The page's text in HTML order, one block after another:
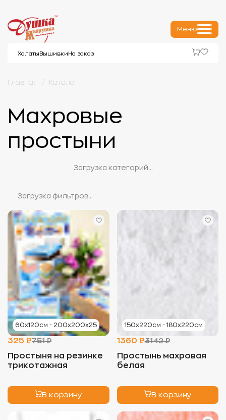
Меню
Халаты Вышивки На заказ
Главная Каталог
Махровые
простыни
Загрузка категорий...
Загрузка фильтров...
60х120см - 200х200х25
325 ₽751 ₽
Простыня на резинке
трикотажная
В корзину
150х220см - 180х220см
1360 ₽3142 ₽
Простынь махровая
белая
В корзину